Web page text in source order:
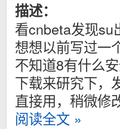
描述：
看cnbeta发现su
想想以前写过一
不知道8有什么
下载来研究下，
直接用，稍微修
阅读全文 »